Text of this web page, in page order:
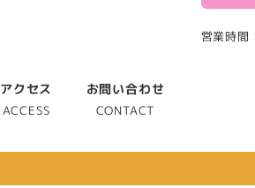
営業時間
アクセス
ACCESS
お問い合わせ
CONTACT